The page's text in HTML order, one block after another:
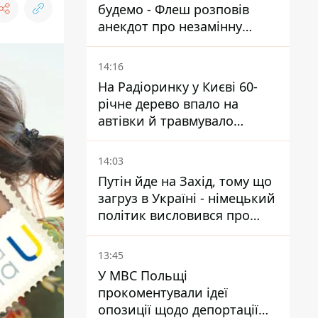
будемо - Флеш розповів
анекдот про незамінну
роботу зв’язківців на фронті
14:16
На Радіоринку у Києві 60-
річне дерево впало на
автівки й травмувало
людину - подробиці
14:03
Путін йде на Захід, тому що
загруз в Україні - німецький
політик висловився про
плани РФ
13:45
У МВС Польщі
прокоментували ідеї
опозиції щодо депортації